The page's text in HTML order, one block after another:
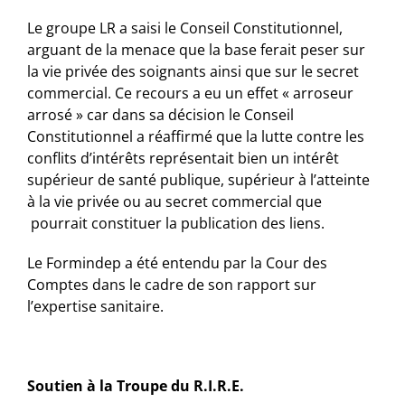
Le groupe LR a saisi le Conseil Constitutionnel,
arguant de la menace que la base ferait peser sur
la vie privée des soignants ainsi que sur le secret
commercial. Ce recours a eu un effet « arroseur
arrosé » car dans sa décision le Conseil
Constitutionnel a réaffirmé que la lutte contre les
conflits d’intérêts représentait bien un intérêt
supérieur de santé publique, supérieur à l’atteinte
à la vie privée ou au secret commercial que
pourrait constituer la publication des liens.
Le Formindep a été entendu par la Cour des
Comptes dans le cadre de son rapport sur
l’expertise sanitaire.
Soutien à la Troupe du R.I.R.E.